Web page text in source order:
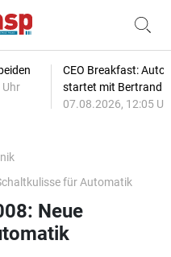
Uhr
CEO Breakfast:
startet mit Bertrand
07.08.2026, 12:05
für Automatik
Neue